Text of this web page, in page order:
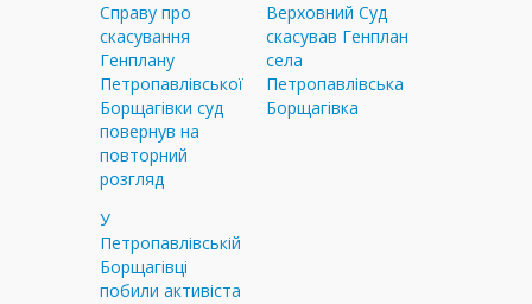
Справу про
скасування
Генплану
Петропавлівської
Борщагівки суд
повернув на
повторний
розгляд
Верховний Суд
скасував Генплан
села
Петропавлівська
Борщагівка
У
Петропавлівській
Борщагівці
побили активіста